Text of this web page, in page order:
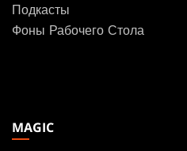
Подкасты
Фоны Рабочего Стола
MAGIC